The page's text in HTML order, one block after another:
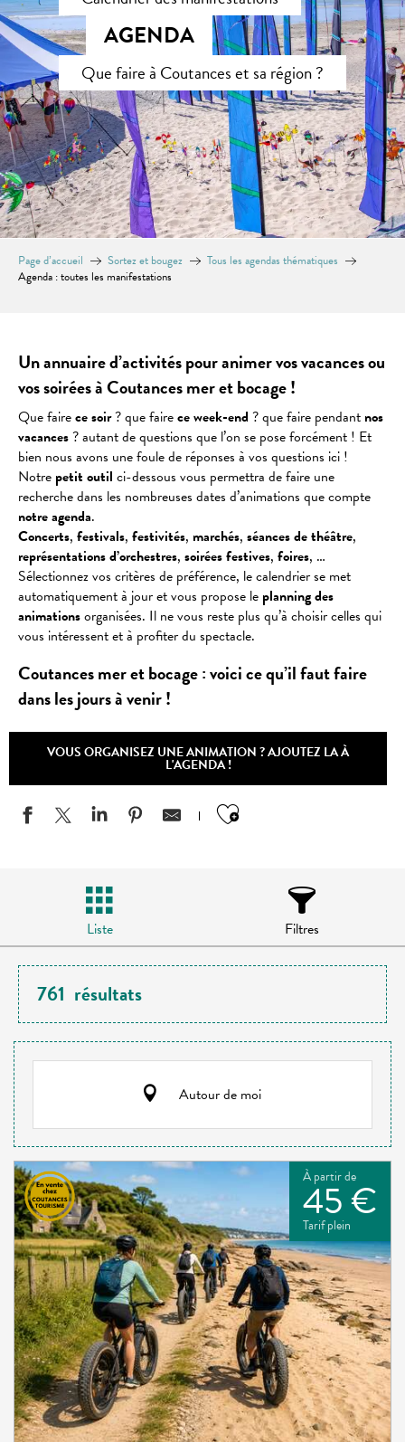
AGENDA
Que faire à Coutances et sa région ?
Page d’accueil Sortez et bougez
Tous les agendas thématiques
Agenda : toutes les manifestations
Un annuaire d’activités pour animer vos vacances ou
vos soirées à Coutances mer et bocage !
Que fairece soir? que fairece week-end ? que faire pendant nos
vacances? autant de questions que l’on se pose forcément ! Et
bien nous avons une foule de réponses à vos questions ici !
Notre petit outil ci-dessous vous permettra de faire une
recherche dans les nombreuses dates d’animations que compte
notre agenda.
Concerts, festivals, festivités, marchés, séancesdethéâtre,
représentationsd’orchestres, soiréesfestives, foires, …
Sélectionnez vos critères de préférence, le calendrier se met
automatiquement à jour et vous propose le planning des
animationsorganisées. Il ne vous reste plus qu’à choisir celles qui
vous intéressent et à profiter du spectacle.
Coutances mer et bocage : voici ce qu’il faut faire
dans les jours à venir !
VOUS ORGANISEZ UNE ANIMATION ? AJOUTEZ LA À
L'AGENDA !
Ajouter aux
Liste Filtres
761 résultats
Autour de moi
À partir de
45 €
Tarif plein